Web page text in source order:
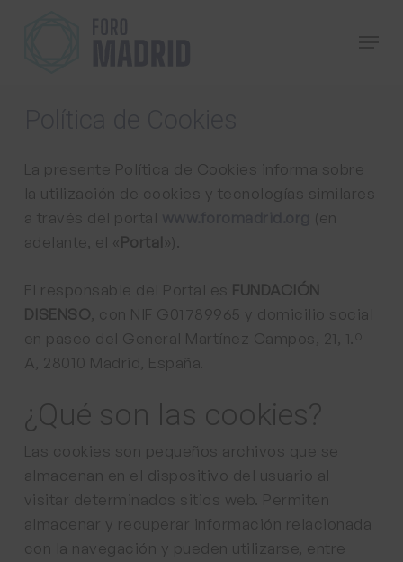
La presente Política de Cookies informa sobre
la utilización de cookies y tecnologías similares
a través del portal
(en
adelante, el « Portal »).
El responsable del Portal es FUNDACIÓN
DISENSO , con NIF G01789965 y domicilio social
en paseo del General Martínez Campos, 21, 1.º
A, 28010 Madrid, España.
¿Qué son las cookies?
Las cookies son pequeños archivos que se
almacenan en el dispositivo del usuario al
visitar determinados sitios web. Permiten
almacenar y recuperar información relacionada
con la navegación y pueden utilizarse, entre